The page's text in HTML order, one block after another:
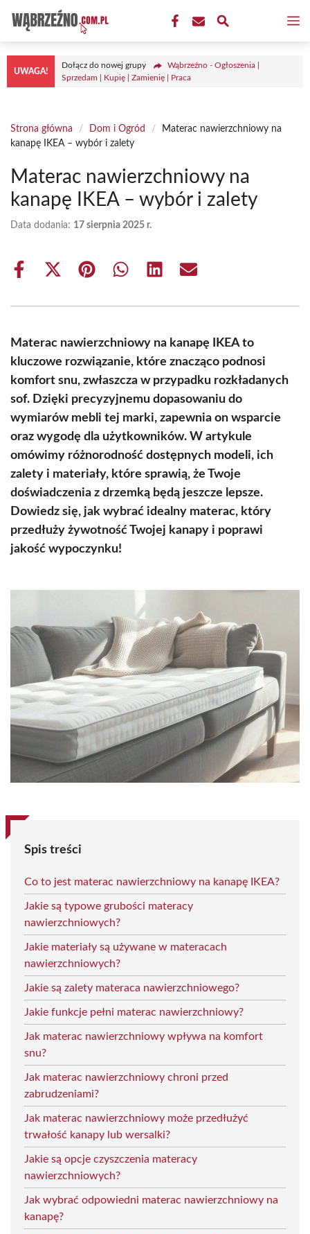
treści
UWAGA!
Dołącz do nowej grupy
Wąbrzeźno - Ogłoszenia |
Sprzedam | Kupię | Zamienię | Praca
Strona główna / Dom i Ogród /
Materac nawierzchniowy na
kanapę IKEA – wybór i zalety
Materac nawierzchniowy na
kanapę IKEA – wybór i zalety
Data dodania: 17 sierpnia 2025 r.
Share
Share
(Twitter)
Share Share Share Share
Materac nawierzchniowy na kanapę IKEA to
kluczowe rozwiązanie, które znacząco podnosi
komfort snu, zwłaszcza w przypadku rozkładanych
sof. Dzięki precyzyjnemu dopasowaniu do
wymiarów mebli tej marki, zapewnia on wsparcie
oraz wygodę dla użytkowników. W artykule
omówimy różnorodność dostępnych modeli, ich
zalety i materiały, które sprawią, że Twoje
doświadczenia z drzemką będą jeszcze lepsze.
Dowiedz się, jak wybrać idealny materac, który
przedłuży żywotność Twojej kanapy i poprawi
jakość wypoczynku!
Spis treści
Co to jest materac nawierzchniowy na kanapę IKEA?
Jakie są typowe grubości materacy
nawierzchniowych?
Jakie materiały są używane w materacach
nawierzchniowych?
Jakie są zalety materaca nawierzchniowego?
Jakie funkcje pełni materac nawierzchniowy?
Jak materac nawierzchniowy wpływa na komfort
snu?
Jak materac nawierzchniowy chroni przed
zabrudzeniami?
Jak materac nawierzchniowy może przedłużyć
trwałość kanapy lub wersalki?
Jakie są opcje czyszczenia materacy
nawierzchniowych?
Jak wybrać odpowiedni materac nawierzchniowy na
kanapę?